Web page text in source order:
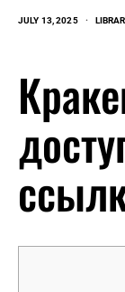
JULY 13, 2025